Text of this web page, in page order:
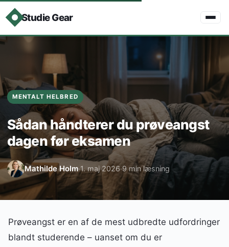
Studie Gear
MENTALT HELBRED
Sådan håndterer du prøveangst
dagen før eksamen
Mathilde Holm·1. maj 2026·9 min læsning
Prøveangst er en af de mest udbredte udfordringer
blandt studerende – uanset om du er